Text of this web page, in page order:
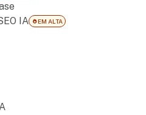
IA
EM ALTA